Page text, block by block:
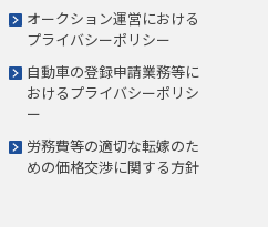
オークション運営における
プライバシーポリシー
自動車の登録申請業務等に
おけるプライバシーポリシ
ー
労務費等の適切な転嫁のた
めの価格交渉に関する方針